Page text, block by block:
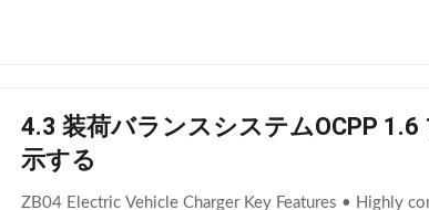
4.3 装荷バランスシステムOCPP
示する
ZB04 Electric Vehicle Charger Key Features • Highly